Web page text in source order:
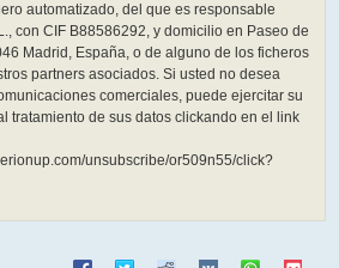
automatizado, del que es responsable
con CIF B88586292, y domicilio en Paseo de
Madrid, España, o de alguno de los ficheros
partners asociados. Si usted no desea
comerciales, puede ejercitar su
tratamiento de sus datos clickando en el link
unsubscribe/or509n55/click?